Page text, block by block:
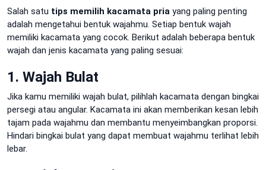
Salah satu tips memilih kacamata pria yang paling penting
adalah mengetahui bentuk wajahmu. Setiap bentuk wajah
memiliki kacamata yang cocok. Berikut adalah beberapa bentuk
wajah dan jenis kacamata yang paling sesuai:
1. Wajah Bulat
Jika kamu memiliki wajah bulat, pilihlah kacamata dengan bingkai
persegi atau angular. Kacamata ini akan memberikan kesan lebih
tajam pada wajahmu dan membantu menyeimbangkan proporsi.
Hindari bingkai bulat yang dapat membuat wajahmu terlihat lebih
lebar.